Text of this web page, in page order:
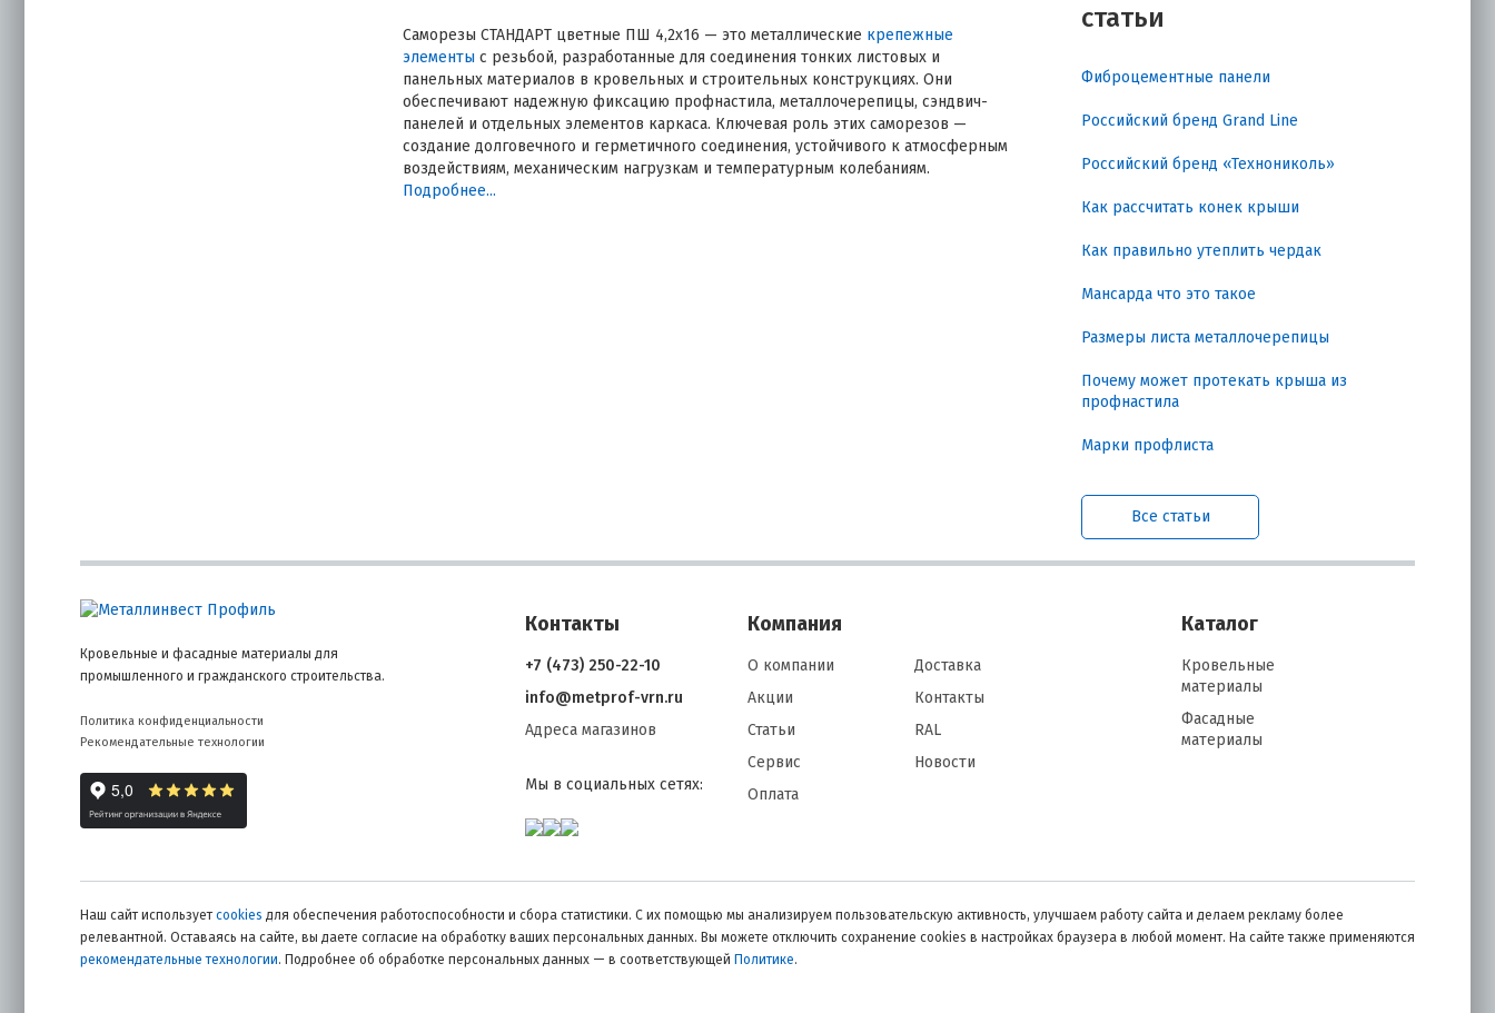
Саморезы СТАНДАРТ цветные ПШ 4,2х16 — это металлические крепежные
элементы с резьбой, разработанные для соединения тонких листовых и
панельных материалов в кровельных и строительных конструкциях. Они
обеспечивают надежную фиксацию профнастила, металлочерепицы, сэндвич-
панелей и отдельных элементов каркаса. Ключевая роль этих саморезов —
создание долговечного и герметичного соединения, устойчивого к атмосферным
воздействиям, механическим нагрузкам и температурным колебаниям.
Грамотный подбор позволяет избежать протечек, преждевременной коррозии и
Устойчивость к климатическим условиям: выдерживают температурные
Скорость и удобство монтажа: головка ПШ позволяет быстро заворачивать
на уплотнитель и лист.
Виды и классификация
Цветные саморезы СТАНДАРТ ПШ делятся на категории по материалу, покрытию
Оцинкованная сталь: базовая защита от коррозии, выдерживает
умеренное воздействие влаги.
Нержавеющая сталь: высокая устойчивость к агрессивной среде и
морскому климату, цена выше.
Подробнее...
статьи
Фиброцементные панели
Российский бренд Grand Line
Российский бренд «Технониколь»
Как рассчитать конек крыши
Как правильно утеплить чердак
Мансарда что это такое
Размеры листа металлочерепицы
Почему может протекать крыша из
профнастила
Марки профлиста
Все статьи
Кровельные и фасадные материалы для
промышленного и гражданского строительства.
Политика конфиденциальности
Рекомендательные технологии
Контакты
+7 (473) 250-22-10
info@metprof-vrn.ru
Адреса магазинов
Мы в социальных сетях:
Компания
О компании
Акции
Статьи
Сервис
Оплата
Доставка
Контакты
RAL
Новости
Каталог
Кровельные
материалы
Фасадные
материалы
Наш сайт использует cookies для обеспечения работоспособности и сбора статистики. С их помощью мы анализируем пользовательскую активность, улучшаем работу сайта и делаем рекламу более
релевантной. Оставаясь на сайте, вы даете согласие на обработку ваших персональных данных. Вы можете отключить сохранение cookies в настройках браузера в любой момент. На сайте также применяются
рекомендательные технологии. Подробнее об обработке персональных данных — в соответствующей Политике.